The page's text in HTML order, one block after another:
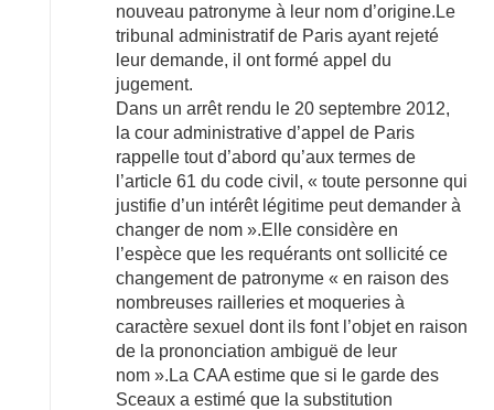
nouveau patronyme à leur nom d’origine.Le
tribunal administratif de Paris ayant rejeté
leur demande, il ont formé appel du
jugement.
Dans un arrêt rendu le 20 septembre 2012,
la cour administrative d’appel de Paris
rappelle tout d’abord qu’aux termes de
l’article 61 du code civil, « toute personne qui
justifie d’un intérêt légitime peut demander à
changer de nom ».Elle considère en
l’espèce que les requérants ont sollicité ce
changement de patronyme « en raison des
nombreuses railleries et moqueries à
caractère sexuel dont ils font l’objet en raison
de la prononciation ambiguë de leur
nom ».La CAA estime que si le garde des
Sceaux a estimé que la substitution